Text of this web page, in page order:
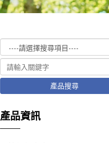
產品搜尋
產品資訊